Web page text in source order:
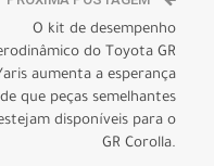
O kit de desempenho
do Toyota GR
aumenta a esperança
de que peças semelhantes
disponíveis para o
GR Corolla.